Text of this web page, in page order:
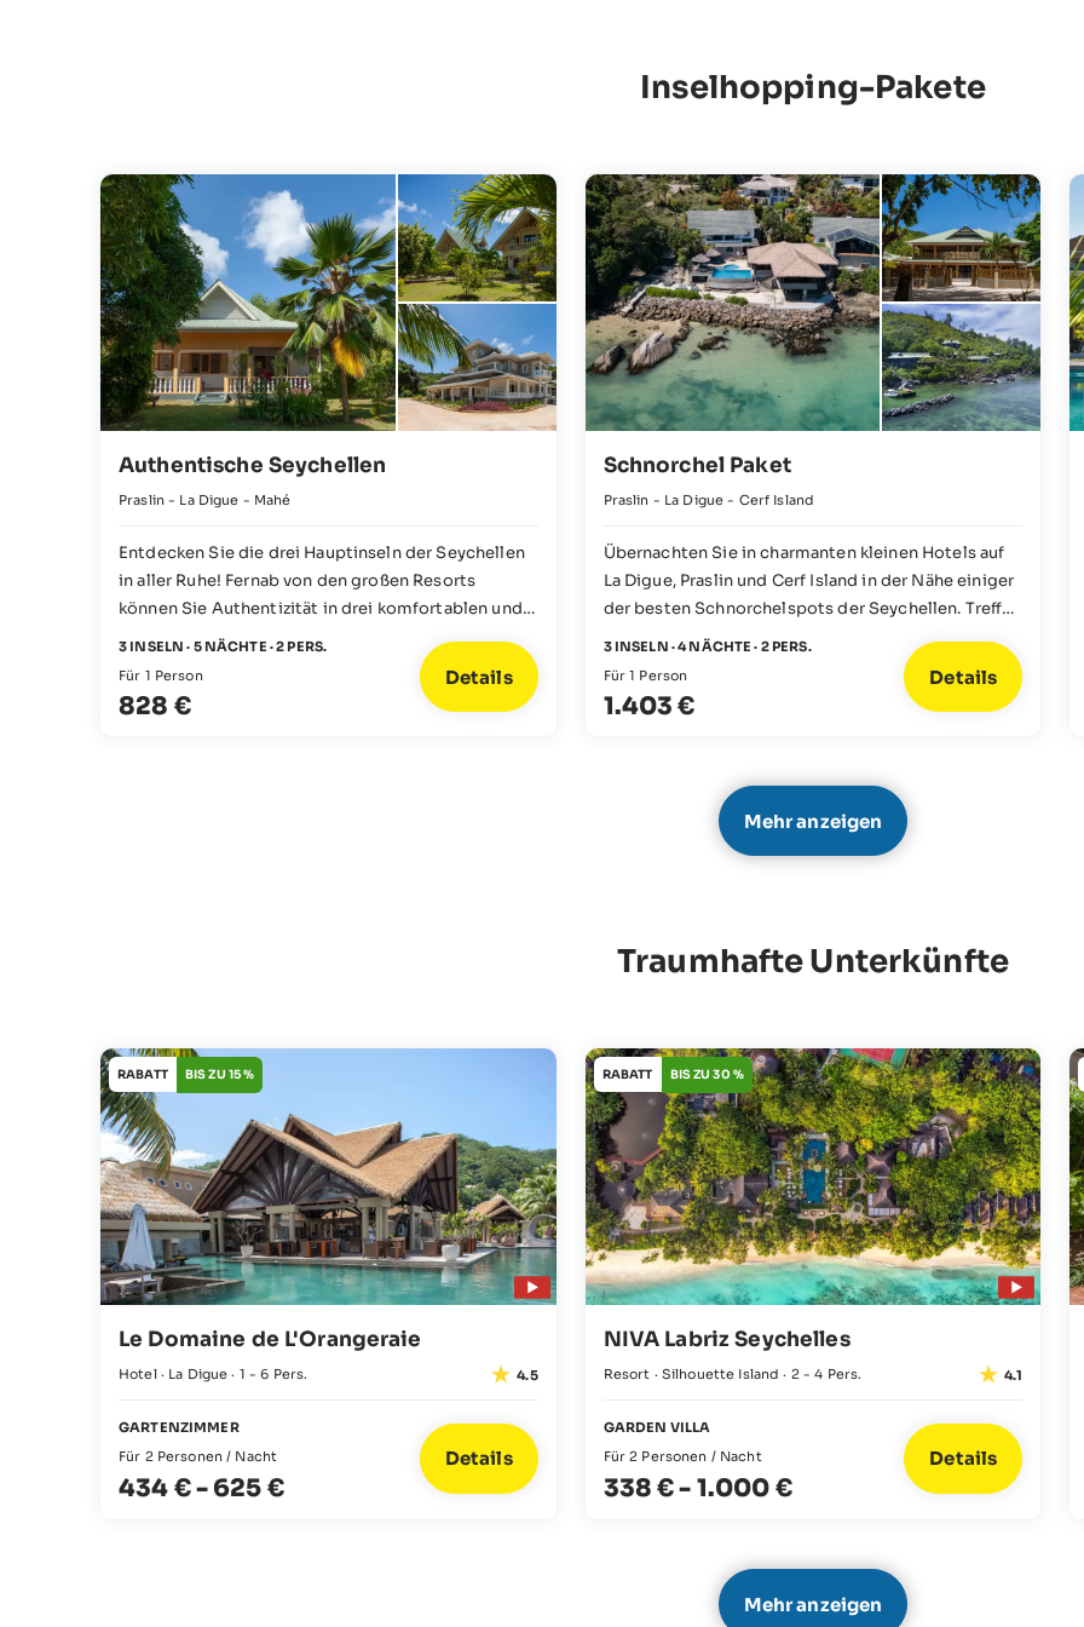
Inselhopping-Pakete
Authentische Seychellen
Praslin - La Digue - Mahé
Entdecken Sie die drei Hauptinseln der Seychellen
in aller Ruhe! Fernab von den großen Resorts
können Sie Authentizität in drei komfortablen und
lokal geführten Gasthäusern erleben. Hier werden
Sie noch ganz persönlich betreut und erhalten
einen Einblick in die hiesigen Gepflogenheiten,
während die inseltypische Gelassenheit der
3 INSELN · 5 NÄCHTE · 2 PERS.
Für 1 Person
828 €
Details
Schnorchel Paket
Praslin - La Digue - Cerf Island
Übernachten Sie in charmanten kleinen Hotels auf
La Digue, Praslin und Cerf Island in der Nähe einiger
der besten Schnorchelspots der Seychellen. Treffen
Sie auf Karettschildkröten und schwimmen Sie mit
Fischschwärmen. Diese Kombi wird es Ihnen
ermöglichen, sie zu finden!
3 INSELN · 4 NÄCHTE · 2 PERS.
Für 1 Person
1.403 €
Details
Mehr anzeigen
Traumhafte Unterkünfte
RABATT BIS ZU 15 %
Le Domaine de L'Orangeraie
Hotel · La Digue · 1 - 6 Pers. 4.5
GARTENZIMMER
Für 2 Personen / Nacht
434 €- 625 €
Details
RABATT BIS ZU 30 %
NIVA Labriz Seychelles
Resort · Silhouette Island · 2 - 4 Pers. 4.1
GARDEN VILLA
Für 2 Personen / Nacht
338 €- 1.000 €
Details
Mehr anzeigen